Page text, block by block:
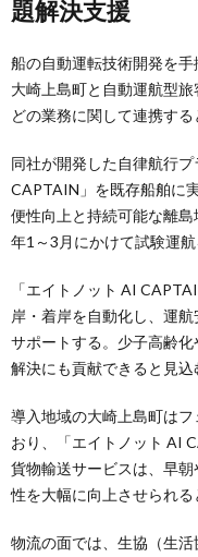
題解決支援
船の自動運転技術開発を
大崎上島町と自動運航型
どの業務に関して連携する
同社が開発した自律航行
CAPTAIN」を既存船舶に
便性向上と持続可能な離
年1～3月にかけて試験運航
「エイトノット AI
岸・着岸を自動化し、運
サポートする。少子高齢
解決にも貢献できると見込
導入地域の大崎上島町は
おり、「エイトノット AI
貨物輸送サービスは、早
性を大幅に向上させられる
物流の面では、生協（生